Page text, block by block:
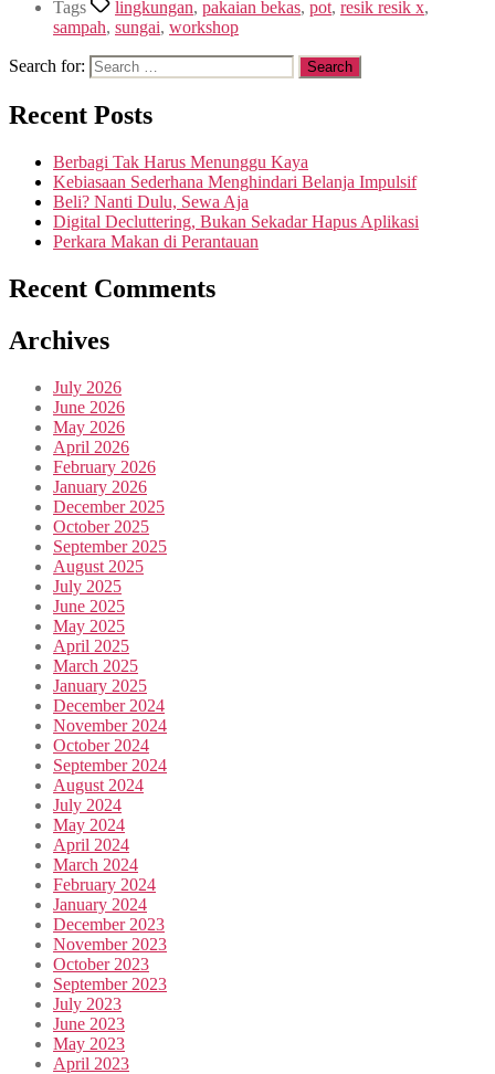
Tags lingkungan, pakaian bekas, pot, resik resik x,
sampah, sungai, workshop
Search for:
Recent Posts
Berbagi Tak Harus Menunggu Kaya
Kebiasaan Sederhana Menghindari Belanja Impulsif
Beli? Nanti Dulu, Sewa Aja
Digital Decluttering, Bukan Sekadar Hapus Aplikasi
Perkara Makan di Perantauan
Recent Comments
Archives
July 2026
June 2026
May 2026
April 2026
February 2026
January 2026
December 2025
October 2025
September 2025
August 2025
July 2025
June 2025
May 2025
April 2025
March 2025
January 2025
December 2024
November 2024
October 2024
September 2024
August 2024
July 2024
May 2024
April 2024
March 2024
February 2024
January 2024
December 2023
November 2023
October 2023
September 2023
July 2023
June 2023
May 2023
April 2023